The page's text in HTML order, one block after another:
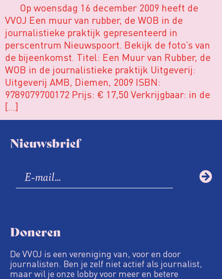
Op woensdag 16 december 2009 heeft de
VVOJ Een muur van rubber, de WOB in de
journalistieke praktijk gepresenteerd in
perscentrum Nieuwspoort. Bekijk de foto’s van
de bijeenkomst. Titel: Een Muur van Rubber, de
WOB in de journalistieke praktijk Uitgeverij:
Uitgeverij AMB, Diemen, 2009 ISBN:
9789079700172 Prijs: € 17,50 Verkrijgbaar: in de
[…]
Nieuwsbrief
Doneren
De VVOJ is een vereniging van, voor en door
journalisten. Ben je zelf niet actief als journalist,
maar wil je onze lobby voor meer en betere